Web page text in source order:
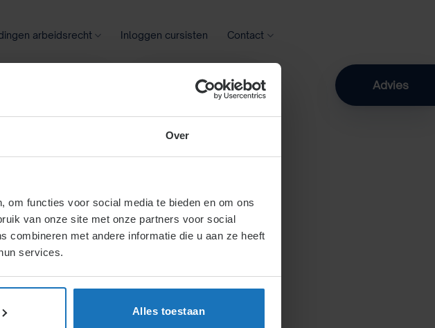
Over
om functies voor social media te bieden en om ons
van onze site met onze partners voor social
combineren met andere informatie die u aan ze heeft
services.
Alles toestaan
arbeidsrecht Inloggen cursisten Contact
Zoeken Advies